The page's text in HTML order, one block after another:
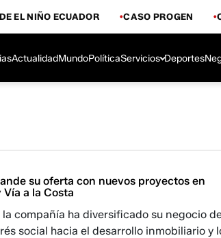
EL NIÑO ECUADOR CASO PROGEN
ActualidadMundoPolíticaServicios Deportes
su oferta con nuevos proyectos en
a la Costa
la compañía ha diversificado su negocio
social hacia el desarrollo inmobiliario y